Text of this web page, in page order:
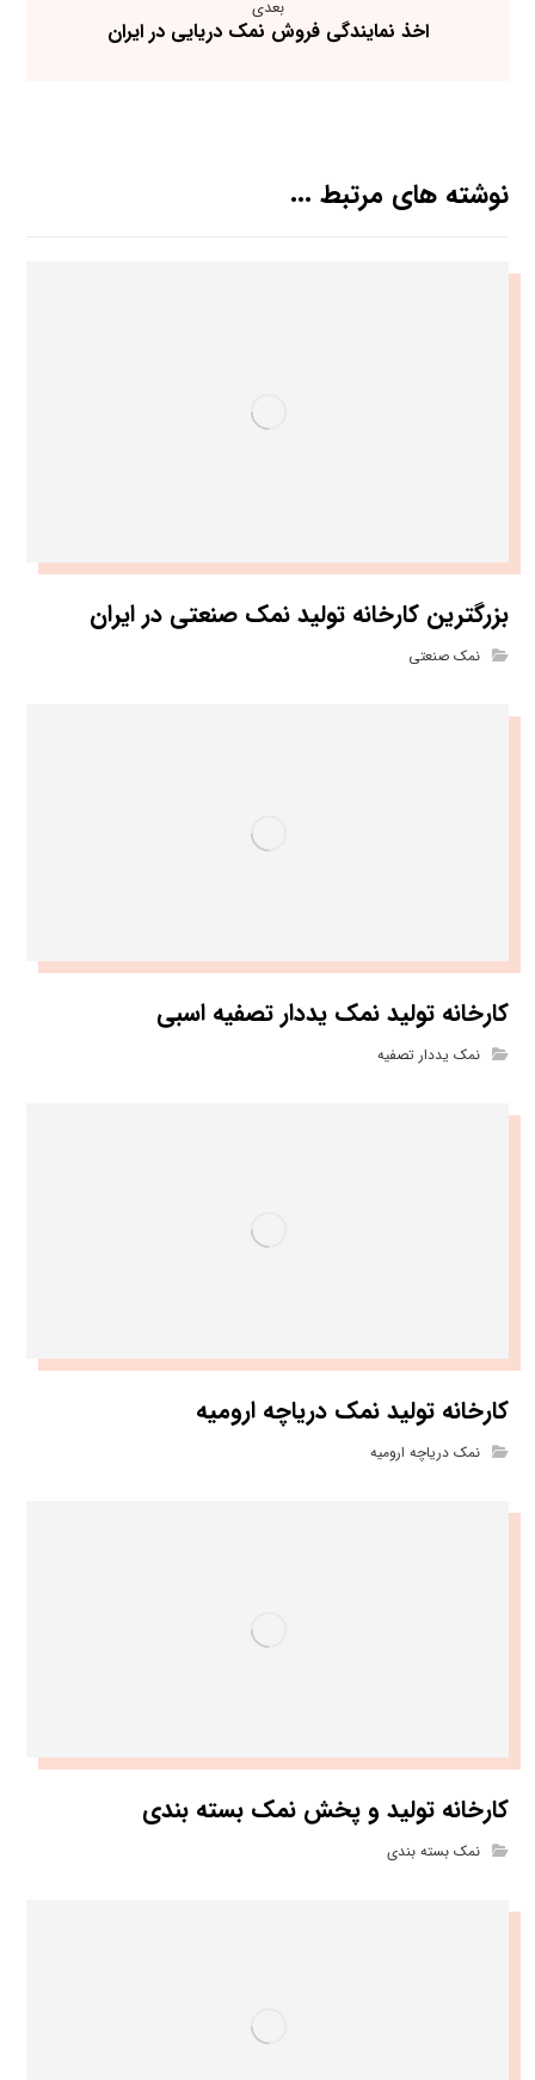
بعدی
اخذ نمایندگی فروش نمک دریایی در ایران
نوشته های مرتبط ...
بزرگترین کارخانه تولید نمک صنعتی در ایران
نمک صنعتی
کارخانه تولید نمک یددار تصفیه اسبی
نمک یددار تصفیه
کارخانه تولید نمک دریاچه ارومیه
نمک دریاچه ارومیه
کارخانه تولید و پخش نمک بسته بندی
نمک بسته بندی